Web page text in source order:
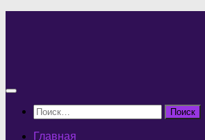
Найти:
Главная